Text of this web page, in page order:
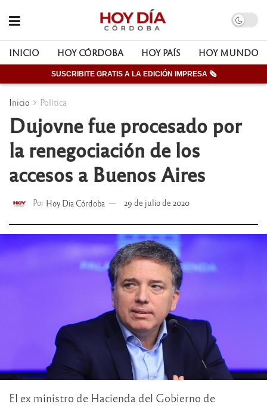
INICIO HOY CÓRDOBA HOY PAÍS HOY MUNDO
SUSCRIBITE GRATIS A LA EDICIÓN IMPRESA 🗞
Inicio Política
Dujovne fue procesado por
la renegociación de los
accesos a Buenos Aires
Por Hoy Dia Córdoba 29 de julio de 2020
El ex ministro de Hacienda del Gobierno de